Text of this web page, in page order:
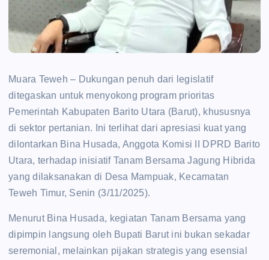
Muara Teweh – Dukungan penuh dari legislatif
ditegaskan untuk menyokong program prioritas
Pemerintah Kabupaten Barito Utara (Barut), khususnya
di sektor pertanian. Ini terlihat dari apresiasi kuat yang
dilontarkan Bina Husada, Anggota Komisi II DPRD Barito
Utara, terhadap inisiatif Tanam Bersama Jagung Hibrida
yang dilaksanakan di Desa Mampuak, Kecamatan
Teweh Timur, Senin (3/11/2025).
Menurut Bina Husada, kegiatan Tanam Bersama yang
dipimpin langsung oleh Bupati Barut ini bukan sekadar
seremonial, melainkan pijakan strategis yang esensial